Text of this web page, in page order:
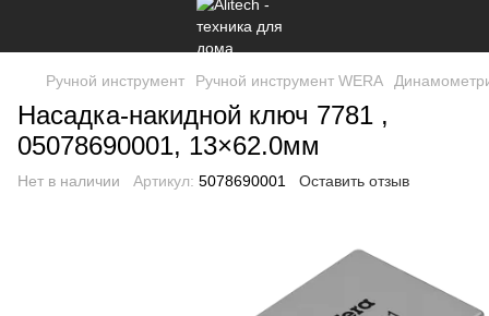
Ручной инструмент Ручной инструмент WERA
Насадка-накидной ключ 7781 ,
05078690001, 13×62.0мм
Нет в наличии Артикул: 5078690001 Оставить отзыв